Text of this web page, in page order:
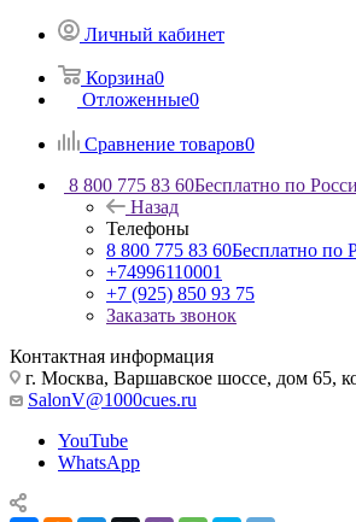
Личный кабинет
Корзина0
Отложенные0
Сравнение товаров0
8 800 775 83 60Бесплатно по
Назад
Телефоны
8 800 775 83 60Бесплатно по
+74996110001
+7 (925) 850 93 75
Заказать звонок
Контактная информация
г. Москва, Варшавское шоссе, дом 65,
SalonV@1000cues.ru
YouTube
WhatsApp